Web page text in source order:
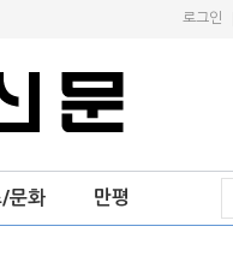
로그인
/문화 만평